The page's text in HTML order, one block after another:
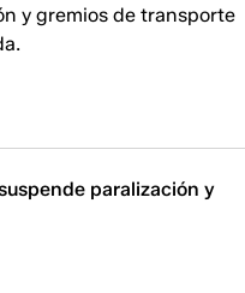
y gremios de transporte
paralización y